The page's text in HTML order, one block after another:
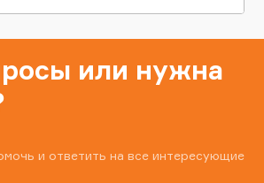
или нужна
и ответить на все интересующие